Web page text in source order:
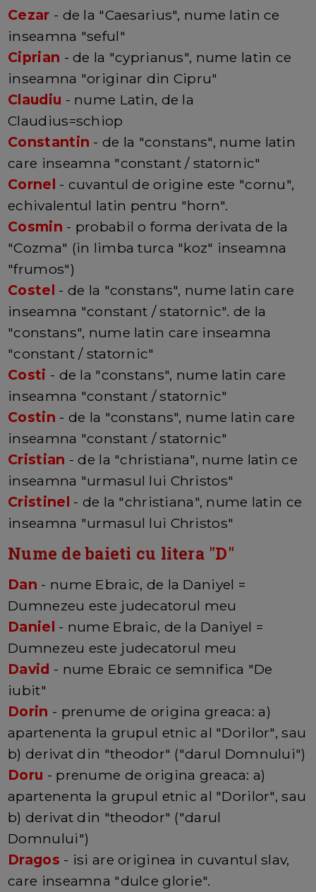
Cezar - de la "Caesarius", nume latin ce
inseamna "seful"
Ciprian - de la "cyprianus", nume latin ce
inseamna "originar din Cipru"
Claudiu - nume Latin, de la
Claudius=schiop
Constantin - de la "constans", nume latin
care inseamna "constant / statornic"
Cornel - cuvantul de origine este "cornu",
echivalentul latin pentru "horn".
Cosmin - probabil o forma derivata de la
"Cozma" (in limba turca "koz" inseamna
"frumos")
Costel - de la "constans", nume latin care
inseamna "constant / statornic". de la
"constans", nume latin care inseamna
"constant / statornic"
Costi - de la "constans", nume latin care
inseamna "constant / statornic"
Costin - de la "constans", nume latin care
inseamna "constant / statornic"
Cristian - de la "christiana", nume latin ce
inseamna "urmasul lui Christos"
Cristinel - de la "christiana", nume latin ce
inseamna "urmasul lui Christos"
Nume de baieti cu litera "D"
Dan - nume Ebraic, de la Daniyel =
Dumnezeu este judecatorul meu
Daniel - nume Ebraic, de la Daniyel =
Dumnezeu este judecatorul meu
David - nume Ebraic ce semnifica "De
iubit"
Dorin - prenume de origina greaca: a)
apartenenta la grupul etnic al "Dorilor", sau
b) derivat din "theodor" ("darul Domnului")
Doru - prenume de origina greaca: a)
apartenenta la grupul etnic al "Dorilor", sau
b) derivat din "theodor" ("darul
Domnului")
Dragos - isi are originea in cuvantul slav,
care inseamna "dulce glorie".